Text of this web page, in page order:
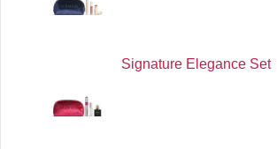
Signature Elegance Set